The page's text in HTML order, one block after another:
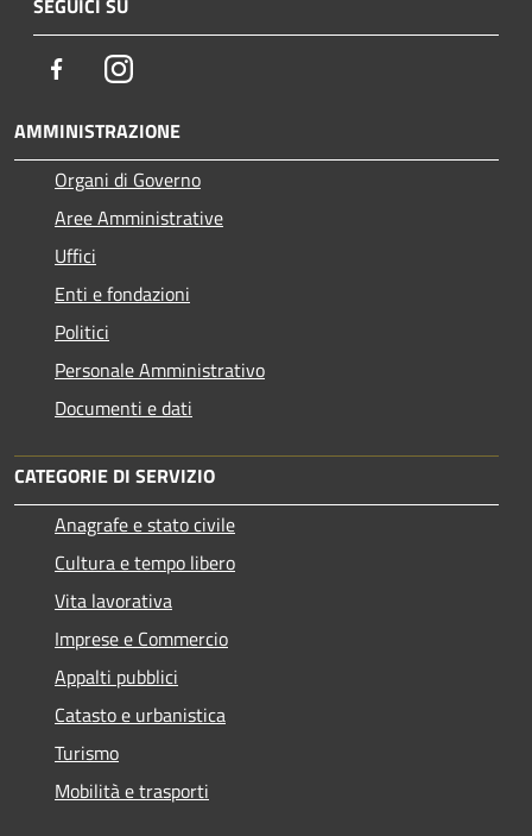
FacebookInstagram
AMMINISTRAZIONE
Organi di Governo
Aree Amministrative
Uffici
Enti e fondazioni
Politici
Personale Amministrativo
Documenti e dati
CATEGORIE DI SERVIZIO
Anagrafe e stato civile
Cultura e tempo libero
Vita lavorativa
Imprese e Commercio
Appalti pubblici
Catasto e urbanistica
Turismo
Mobilità e trasporti